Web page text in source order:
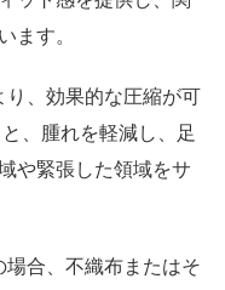
ます。
り、効果的な圧縮が可
、腫れを軽減し、足
や緊張した領域をサ
合、不織布またはそ